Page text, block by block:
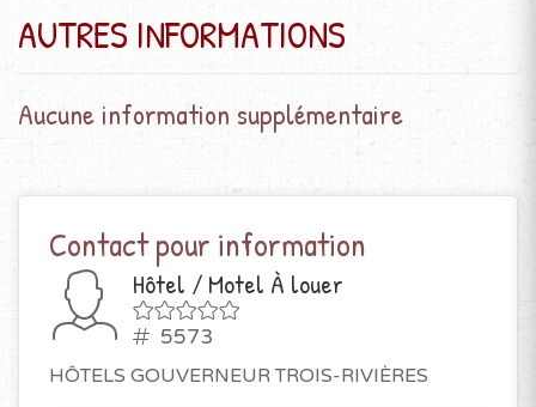
AUTRES INFORMATIONS
Aucune information supplémentaire
Contact pour information
Hôtel / Motel À louer
5573
HÔTELS GOUVERNEUR TROIS-RIVIÈRES